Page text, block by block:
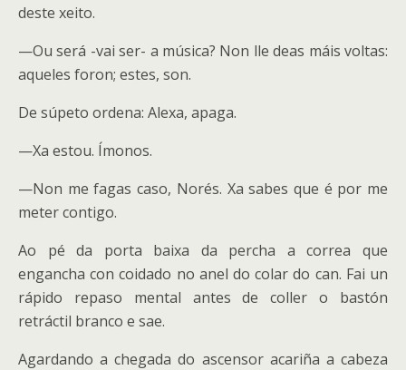
deste xeito.
—Ou será -vai ser- a música? Non lle deas máis voltas:
aqueles foron; estes, son.
De súpeto ordena: Alexa, apaga.
—Xa estou. Ímonos.
—Non me fagas caso, Norés. Xa sabes que é por me
meter contigo.
Ao pé da porta baixa da percha a correa que
engancha con coidado no anel do colar do can. Fai un
rápido repaso mental antes de coller o bastón
retráctil branco e sae.
Agardando a chegada do ascensor acariña a cabeza